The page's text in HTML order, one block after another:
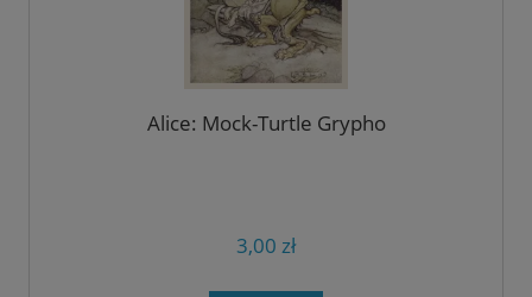
Alice: Mock-Turtle Grypho
3,00 zł